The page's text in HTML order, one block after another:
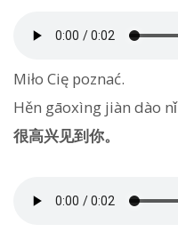
Miło Cię poznać.
Hěn gāoxìng jiàn dào nǐ
很高兴见到你。